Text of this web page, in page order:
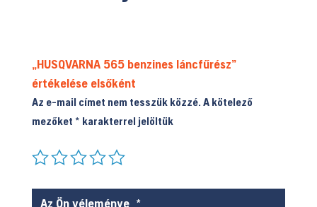
„HUSQVARNA 565 benzines láncfűrész”
értékelése elsőként
Az e-mail címet nem tesszük közzé. A kötelező
mezőket * karakterrel jelöltük